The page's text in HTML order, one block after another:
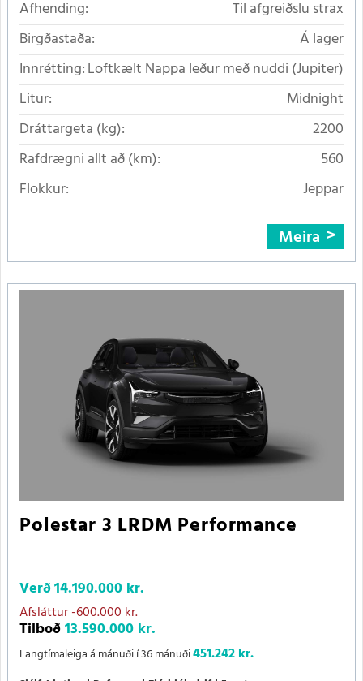
Afhending:
Til afgreiðslu strax
Birgðastaða:
Á lager
Innrétting:Loftkælt Nappa leður með nuddi (Jupiter)
Litur:
Midnight
Dráttargeta (kg):
2200
Rafdrægni allt að (km):
560
Flokkur:
Jeppar
Meira
Polestar 3 LRDM Performance
Verð14.190.000 kr.
Afsláttur-600.000 kr.
Tilboð13.590.000 kr.
Langtímaleiga á mánuði í 36 mánuði451.242 kr.